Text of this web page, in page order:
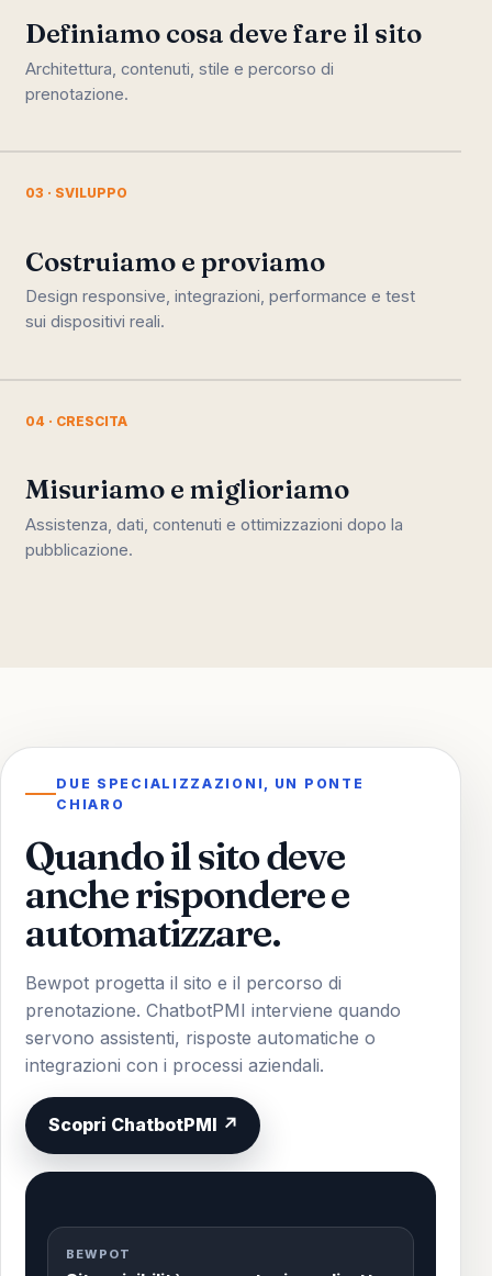
Definiamo cosa deve fare il sito
Architettura, contenuti, stile e percorso di
prenotazione.
03 · SVILUPPO
Costruiamo e proviamo
Design responsive, integrazioni, performance e test
sui dispositivi reali.
04 · CRESCITA
Misuriamo e miglioriamo
Assistenza, dati, contenuti e ottimizzazioni dopo la
pubblicazione.
DUE SPECIALIZZAZIONI, UN PONTE
CHIARO
Quando il sito deve
anche rispondere e
automatizzare.
Bewpot progetta il sito e il percorso di
prenotazione. ChatbotPMI interviene quando
servono assistenti, risposte automatiche o
integrazioni con i processi aziendali.
Scopri ChatbotPMI ↗
BEWPOT